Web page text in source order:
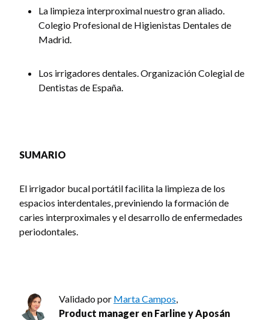
La limpieza interproximal nuestro gran aliado.
Colegio Profesional de Higienistas Dentales de
Madrid.
Los irrigadores dentales. Organización Colegial de
Dentistas de España.
SUMARIO
El irrigador bucal portátil facilita la limpieza de los
espacios interdentales, previniendo la formación de
caries interproximales y el desarrollo de enfermedades
periodontales.
Validado por Marta Campos,
Product manager en Farline y Aposán